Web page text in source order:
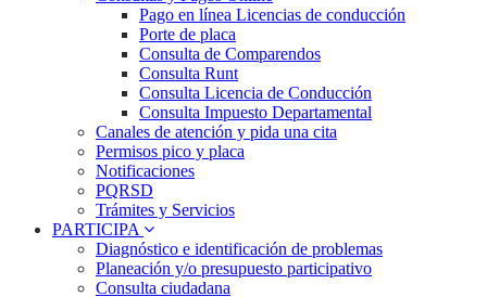
Pago en línea Licencias de conducción
Porte de placa
Consulta de Comparendos
Consulta Runt
Consulta Licencia de Conducción
Consulta Impuesto Departamental
Canales de atención y pida una cita
Permisos pico y placa
Notificaciones
PQRSD
Trámites y Servicios
PARTICIPA
Diagnóstico e identificación de problemas
Planeación y/o presupuesto participativo​
Consulta ciudadana